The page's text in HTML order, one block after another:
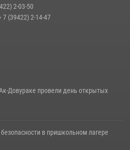
2-03-50
7 (39422) 2-14-47
Довураке провели день открытых
в пришкольном лагере